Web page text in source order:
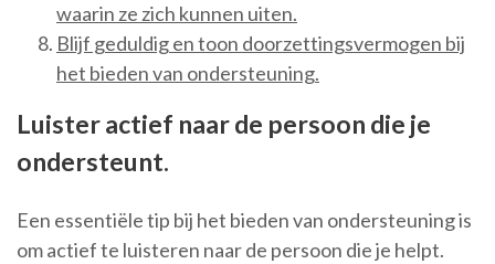
waarin ze zich kunnen uiten.
Blijf geduldig en toon doorzettingsvermogen bij
het bieden van ondersteuning.
Luister actief naar de persoon die je
ondersteunt.
Een essentiële tip bij het bieden van ondersteuning is
om actief te luisteren naar de persoon die je helpt.